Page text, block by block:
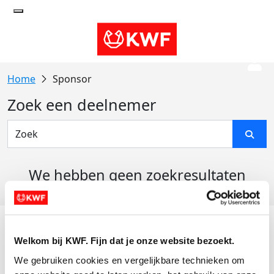
Welkom bij KWF. Fijn dat je onze website bezoekt.
We gebruiken cookies en vergelijkbare technieken om
Sponsor
Zoek een deelnemer
We hebben geen zoekresultaten
Actiematerialen
Evenementen